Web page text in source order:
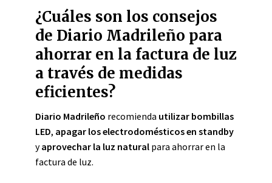
¿Cuáles son los consejos
de Diario Madrileño para
ahorrar en la factura de luz
a través de medidas
eficientes?
Diario Madrileño recomienda utilizar bombillas
LED, apagar los electrodomésticos en standby
yaprovechar la luz natural para ahorrar en la
factura de luz.